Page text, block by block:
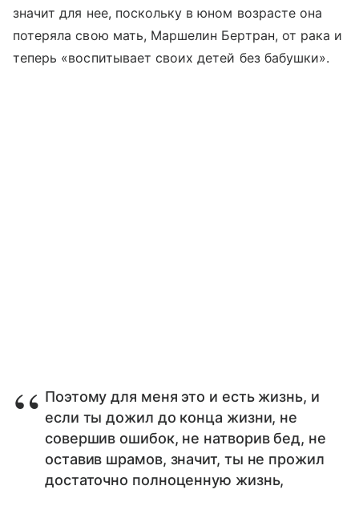
значит для нее, поскольку в юном возрасте она
потеряла свою мать, Маршелин Бертран, от рака и
теперь «воспитывает своих детей без бабушки».
Поэтому для меня это и есть жизнь, и
если ты дожил до конца жизни, не
совершив ошибок, не натворив бед, не
оставив шрамов, значит, ты не прожил
достаточно полноценную жизнь,